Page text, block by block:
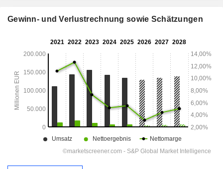
Gewinn- und Verlustrechnung sowie Schätzungen